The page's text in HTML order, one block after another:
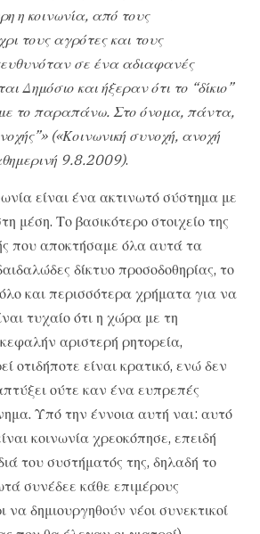
η κοινωνία, από τους
τους αγρότες και τους
σε ένα αδιαφανές
Δημόσιο και ήξεραν ότι το “δίκιο”
με το παραπάνω. Στο όνομα, πάντα,
(«Κοινωνική συνοχή, ανοχή
9.8.2009).
είναι ένα ακτινωτό σύστημα με
μέση. Το βασικότερο στοιχείο της
που αποκτήσαμε όλα αυτά τα
δίκτυο προσοδοθηρίας, το
και περισσότερα χρήματα για να
τυχαίο ότι η χώρα με τη
αριστερή ρητορεία,
οτιδήποτε είναι κρατικό, ενώ δεν
ούτε καν ένα ευπρεπές
Υπό την έννοια αυτή ναι: αυτό
κοινωνία χρεοκόπησε, επειδή
του συστήματός της, δηλαδή το
συνέδεε κάθε επιμέρους
να δημιουργηθούν νέοι συνεκτικοί